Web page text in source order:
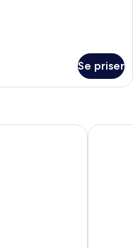
Se priser
Living